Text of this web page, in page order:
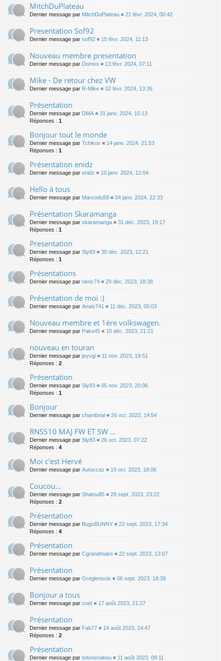
MitchDuPlateau
Dernier message par MitchDuPlateau « 21 févr. 2024, 00:42
Presentation Sof92
Dernier message par sof92 « 15 févr. 2024, 11:13
Nouveau membre presentation
Dernier message par Domxs « 13 févr. 2024, 07:11
Mike - De retour chez VW
Dernier message par R-Mike « 02 févr. 2024, 13:35
Présentation
Dernier message par DMA « 31 janv. 2024, 15:13
Réponses : 1
Bonjour tout le monde
Dernier message par Tchikox « 14 janv. 2024, 21:53
Réponses : 1
Présentation enidz
Dernier message par enidz « 10 janv. 2024, 12:04
Hello à tous
Dernier message par Marcodu59 « 04 janv. 2024, 22:33
Présentation Skaramanga
Dernier message par skaramanga « 31 déc. 2023, 19:17
Réponses : 1
Presentation
Dernier message par Sly83 « 30 déc. 2023, 12:21
Réponses : 1
Présentations
Dernier message par neric74 « 29 déc. 2023, 18:38
Présentation de moi :)
Dernier message par Anais741 « 11 déc. 2023, 05:03
Nouveau membre et 1ère volkswagen.
Dernier message par Pako45 « 10 déc. 2023, 21:21
nouveau en touran
Dernier message par jeyvgi « 11 nov. 2023, 19:51
Réponses : 2
Présentation
Dernier message par Sly83 « 05 nov. 2023, 20:06
Réponses : 1
Bonjour
Dernier message par chambrial « 26 oct. 2023, 14:54
RNS510 MAJ FW ET SW ...
Dernier message par Sly83 « 26 oct. 2023, 07:22
Réponses : 4
Moi c'est Hervé
Dernier message par Autoccaz « 19 oct. 2023, 18:06
Coucou...
Dernier message par Shatou85 « 28 sept. 2023, 23:22
Réponses : 2
Présentation
Dernier message par BugsBUNNY « 22 sept. 2023, 17:34
Réponses : 4
Présentation
Dernier message par Cgrandmaire « 22 sept. 2023, 13:07
Présentation
Dernier message par Greglensois « 06 sept. 2023, 18:39
Bonjour a tous
Dernier message par coet « 17 août 2023, 21:27
Présentation
Dernier message par Fab77 « 14 août 2023, 14:47
Réponses : 2
Présentation
Dernier message par totonenabou « 11 août 2023, 09:11